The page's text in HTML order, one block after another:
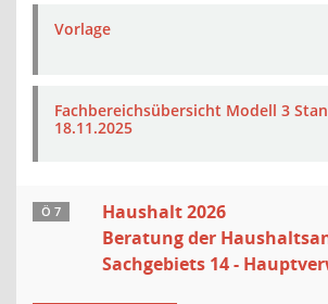
Vorlage
Fachbereichsübersicht Modell 3
18.11.2025
Ö 7
Haushalt 2026
Beratung der
Sachgebiets 14 -